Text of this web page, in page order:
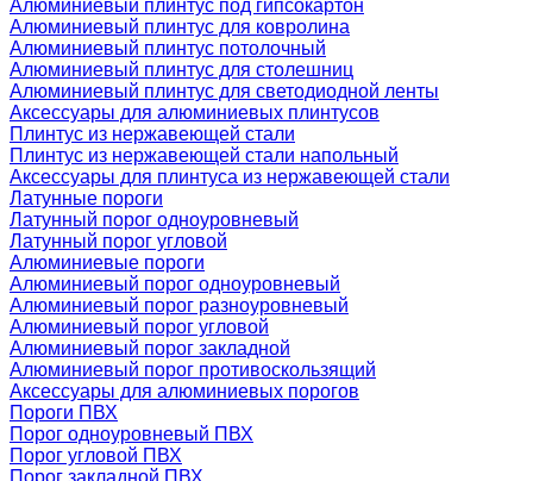
Алюминиевый плинтус под гипсокартон
Алюминиевый плинтус для ковролина
Алюминиевый плинтус потолочный
Алюминиевый плинтус для столешниц
Алюминиевый плинтус для светодиодной ленты
Аксессуары для алюминиевых плинтусов
Плинтус из нержавеющей стали
Плинтус из нержавеющей стали напольный
Аксессуары для плинтуса из нержавеющей стали
Латунные пороги
Латунный порог одноуровневый
Латунный порог угловой
Алюминиевые пороги
Алюминиевый порог одноуровневый
Алюминиевый порог разноуровневый
Алюминиевый порог угловой
Алюминиевый порог закладной
Алюминиевый порог противоскользящий
Аксессуары для алюминиевых порогов
Пороги ПВХ
Порог одноуровневый ПВХ
Порог угловой ПВХ
Порог закладной ПВХ